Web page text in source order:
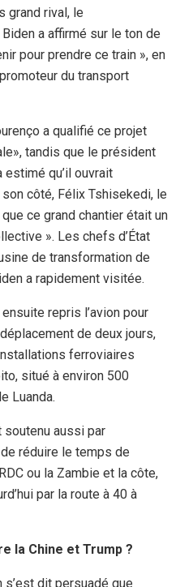
grand rival, le
a affirmé sur le ton de
pour prendre ce train », en
du transport
a qualifié ce projet
tandis que le président
estimé qu’il ouvrait
côté, Félix Tshisekedi, le
ce grand chantier était un
». Les chefs d’État
de transformation de
a rapidement visitée.
repris l’avion pour
de deux jours,
ferroviaires
situé à environ 500
Luanda.
soutenu aussi par
réduire le temps de
ou la Zambie et la côte,
par la route à 40 à
la Chine et Trump ?
s’est dit persuadé que